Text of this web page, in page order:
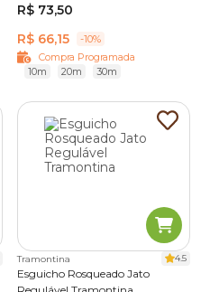
R$ 73,50
R$ 66,15
-10%
Compra Programada
10m
20m 30m
Tramontina 4.5
Esguicho Rosqueado Jato